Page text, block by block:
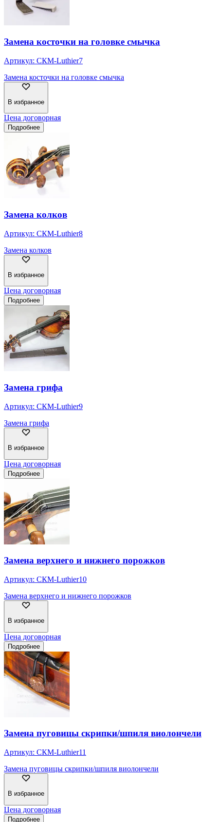
Замена косточки на головке смычка
Артикул: СКМ-Luthier7
Замена косточки на головке смычка
В избранное
Цена договорная
Подробнее
Замена колков
Артикул: СКМ-Luthier8
Замена колков
В избранное
Цена договорная
Подробнее
Замена грифа
Артикул: СКМ-Luthier9
Замена грифа
В избранное
Цена договорная
Подробнее
Замена верхнего и нижнего порожков
Артикул: СКМ-Luthier10
Замена верхнего и нижнего порожков
В избранное
Цена договорная
Подробнее
Замена пуговицы скрипки/шпиля виолончели
Артикул: СКМ-Luthier11
Замена пуговицы скрипки/шпиля виолончели
В избранное
Цена договорная
Подробнее